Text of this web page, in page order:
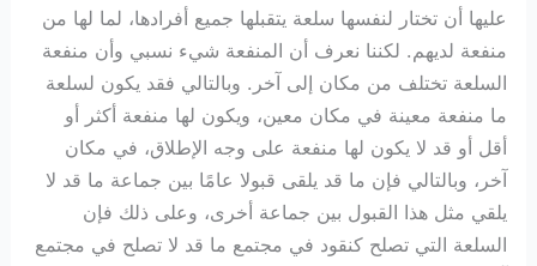
عليها أن تختار لنفسها سلعة يتقبلها جميع أفرادها، لما لها من
منفعة لديهم. لكننا نعرف أن المنفعة شيء نسبي وأن منفعة
السلعة تختلف من مكان إلى آخر. وبالتالي فقد يكون لسلعة
ما منفعة معينة في مكان معين، ويكون لها منفعة أكثر أو
أقل أو قد لا يكون لها منفعة على وجه الإطلاق، في مكان
آخر، وبالتالي فإن ما قد يلقى قبولا عامًا بين جماعة ما قد لا
يلقي مثل هذا القبول بين جماعة أخرى، وعلى ذلك فإن
السلعة التي تصلح كنقود في مجتمع ما قد لا تصلح في مجتمع